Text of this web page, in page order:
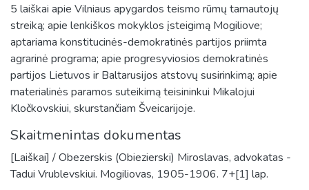
5 laiškai apie Vilniaus apygardos teismo rūmų tarnautojų
streiką; apie lenkiškos mokyklos įsteigimą Mogiliove;
aptariama konstitucinės-demokratinės partijos priimta
agrarinė programa; apie progresyviosios demokratinės
partijos Lietuvos ir Baltarusijos atstovų susirinkimą; apie
materialinės paramos suteikimą teisininkui Mikalojui
Kločkovskiui, skurstančiam Šveicarijoje.
Skaitmenintas dokumentas
[Laiškai] / Obezerskis (Obiezierski) Miroslavas, advokatas -
Tadui Vrublevskiui. Mogiliovas, 1905-1906. 7+[1] lap.